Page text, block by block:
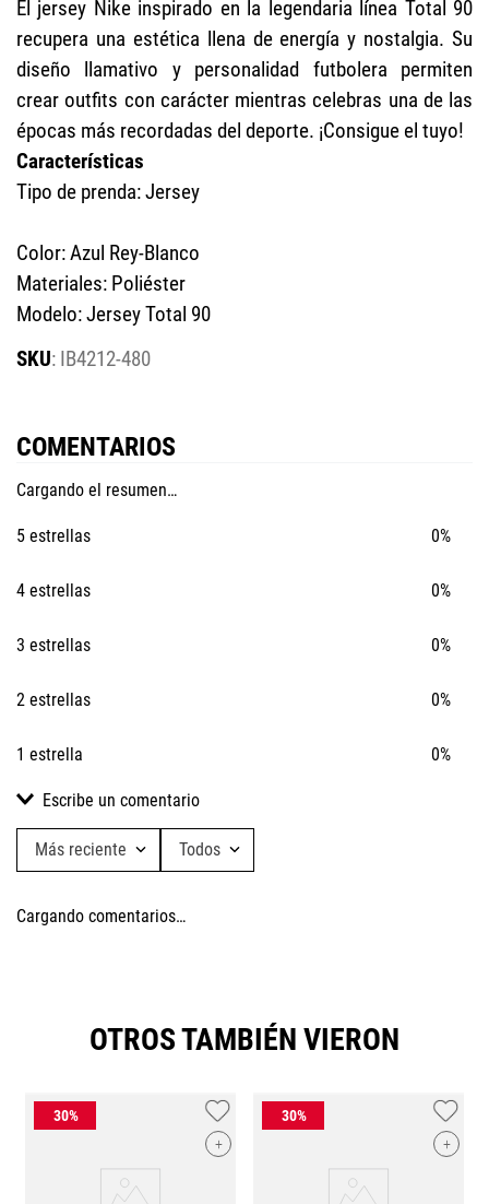
El jersey Nike inspirado en la legendaria línea Total 90
recupera una estética llena de energía y nostalgia. Su
diseño llamativo y personalidad futbolera permiten
crear outfits con carácter mientras celebras una de las
épocas más recordadas del deporte. ¡Consigue el tuyo!
Características
Tipo de prenda: Jersey
Color: Azul Rey-Blanco
Materiales: Poliéster
Modelo: Jersey Total 90
: IB4212-480
COMENTARIOS
Cargando el resumen…
5 estrellas 0%
4 estrellas 0%
3 estrellas 0%
2 estrellas 0%
1 estrella 0%
Escribe un comentario
Califica el producto de 1 a 5 estrellas
★★★★
Dirección de email
Más reciente Todos
Cargando comentarios…
OTROS TAMBIÉN VIERON
+ +